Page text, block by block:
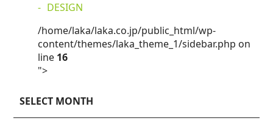
DESIGN
/home/laka/laka.co.jp/public_html/wp-
content/themes/laka_theme_1/sidebar.php on
line 16
">
SELECT MONTH